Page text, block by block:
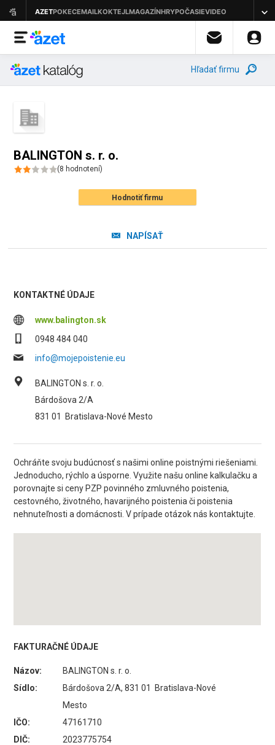
Hľadať firmu
BALINGTON s. r. o.
(8 hodnotení)
Hodnotiť firmu
NAPÍSAŤ
KONTAKTNÉ ÚDAJE
www.balington.sk
0948 484 040
info@mojepoistenie.eu
BALINGTON s. r. o.
Bárdošova 2/A
831 01
Bratislava-Nové Mesto
Ochráňte svoju budúcnosť s našimi online poistnými riešeniami.
Jednoducho, rýchlo a úsporne. Využite našu online kalkulačku a
porovnajte si ceny PZP povinného zmluvného poistenia,
cestovného, životného, havarijného poistenia či poistenia
nehnuteľnosti a domácnosti. V prípade otázok nás kontaktujte.
FAKTURAČNÉ ÚDAJE
Názov:
BALINGTON s. r. o.
Sídlo:
Bárdošova 2/A, 831 01 Bratislava-Nové
Mesto
IČO:
47161710
DIČ:
2023775754